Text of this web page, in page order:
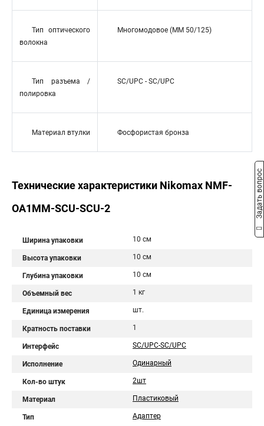
Тип оптического
волокна
Многомодовое (MM 50/125)
Тип разъема /
полировка
SC/UPC - SC/UPC
Материал втулки Фосфористая бронза
Технические характеристики Nikomax NMF-
OA1MM-SCU-SCU-2
Ширина упаковки 10 см
Высота упаковки 10 см
Глубина упаковки 10 см
Объемный вес 1 кг
Единица измерения шт.
Кратность поставки 1
Интерфейс SC/UPC-SC/UPC
Исполнение Одинарный
Кол-во штук 2шт
Материал Пластиковый
Тип Адаптер
Задать вопрос